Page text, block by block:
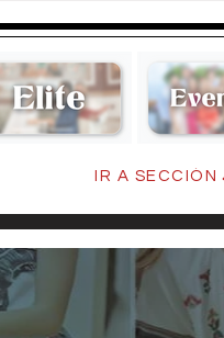
Georgios
IR A SECCIÓN